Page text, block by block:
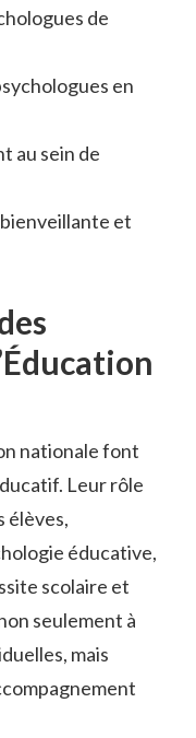
de
en
au sein de
et
nationale font
Leur rôle
élèves,
éducative,
scolaire et
seulement à
mais